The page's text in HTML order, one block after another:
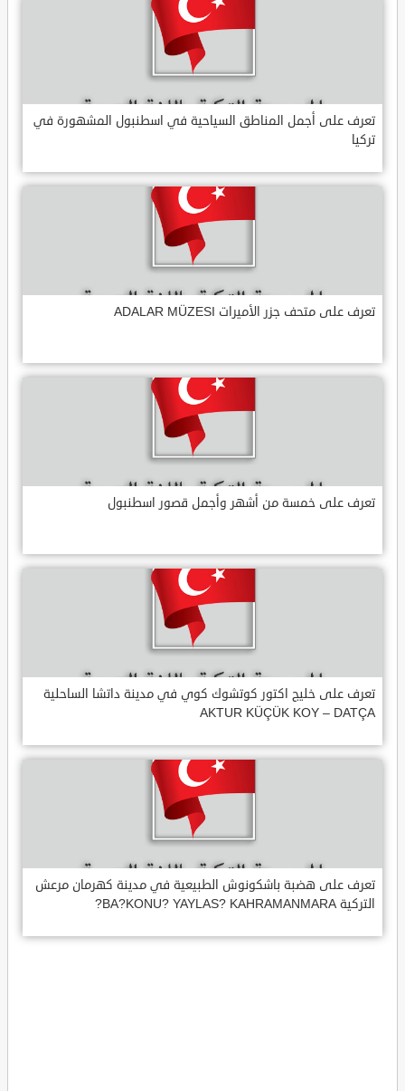
تعرف على أجمل المناطق السياحية في اسطنبول المشهورة في
تركيا
تعرف على متحف جزر الأميرات ADALAR MÜZESI
تعرف على خمسة من أشهر وأجمل قصور اسطنبول
تعرف على خليج اكتور كوتشوك كوي في مدينة داتشا الساحلية
AKTUR KÜÇÜK KOY – DATÇA
تعرف على هضبة باشكونوش الطبيعية في مدينة كهرمان مرعش
التركية BA?KONU? YAYLAS? KAHRAMANMARA?